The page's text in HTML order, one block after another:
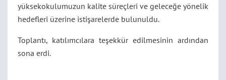
yüksekokulumuzun kalite süreçleri ve geleceğe yönelik
hedefleri üzerine istişarelerde bulunuldu.
Toplantı, katılımcılara teşekkür edilmesinin ardından
sona erdi.